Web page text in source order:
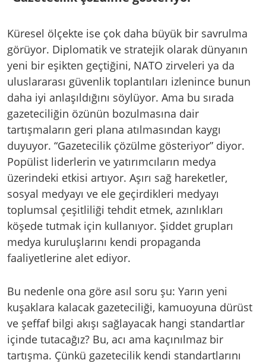
Küresel ölçekte ise çok daha büyük bir savrulma
görüyor. Diplomatik ve stratejik olarak dünyanın
yeni bir eşikten geçtiğini, NATO zirveleri ya da
uluslararası güvenlik toplantıları izlenince bunun
daha iyi anlaşıldığını söylüyor. Ama bu sırada
gazeteciliğin özünün bozulmasına dair
tartışmaların geri plana atılmasından kaygı
duyuyor. “Gazetecilik çözülme gösteriyor” diyor.
Popülist liderlerin ve yatırımcıların medya
üzerindeki etkisi artıyor. Aşırı sağ hareketler,
sosyal medyayı ve ele geçirdikleri medyayı
toplumsal çeşitliliği tehdit etmek, azınlıkları
köşede tutmak için kullanıyor. Şiddet grupları
medya kuruluşlarını kendi propaganda
faaliyetlerine alet ediyor.
Bu nedenle ona göre asıl soru şu: Yarın yeni
kuşaklara kalacak gazeteciliği, kamuoyuna dürüst
ve şeffaf bilgi akışı sağlayacak hangi standartlar
içinde tutacağız? Bu, acı ama kaçınılmaz bir
tartışma. Çünkü gazetecilik kendi standartlarını